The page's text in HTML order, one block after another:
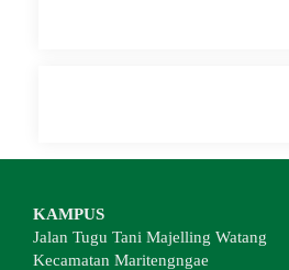
KAMPUS
Jalan Tugu Tani Majelling Watang
Kecamatan Maritengngae